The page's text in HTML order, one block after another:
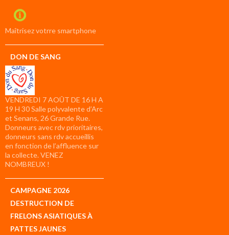
compte
Maîtrisez votrre smartphone
DON DE SANG
VENDREDI 7 AOÛT DE 16 H A
19 H 30 Salle polyvalente d’Arc
et Senans, 26 Grande Rue.
Donneurs avec rdv prioritaires,
donneurs sans rdv accueillis
en fonction de l’affluence sur
la collecte. VENEZ
NOMBREUX !
CAMPAGNE 2026
DESTRUCTION DE
FRELONS ASIATIQUES À
PATTES JAUNES